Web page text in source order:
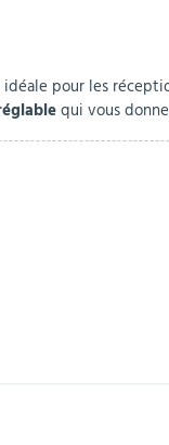
pour les
qui vous